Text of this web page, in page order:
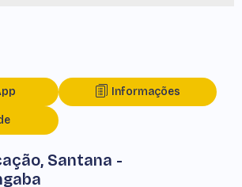
Informações
Santana -